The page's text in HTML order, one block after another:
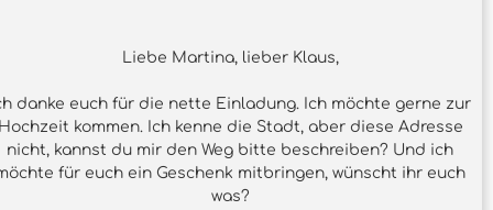
Liebe Martina, lieber Klaus,
danke euch für die nette Einladung. Ich möchte gerne zur
kommen. Ich kenne die Stadt, aber diese Adresse
nicht, kannst du mir den Weg bitte beschreiben? Und ich
für euch ein Geschenk mitbringen, wünscht ihr euch
was?